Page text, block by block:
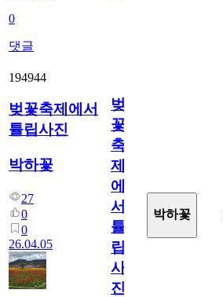
0
댓글
194944
벚꽃축제에서
튤립사진
박하꽃
27
0
0
26.04.05
벚
꽃
축
제
에
서
튤
립
사
진
박하꽃